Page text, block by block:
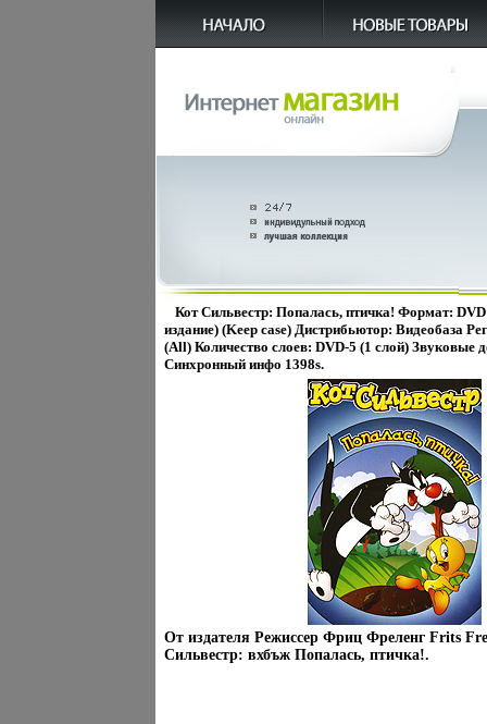
Кот Сильвестр: Попалась, птичка! Формат:
издание) (Keep case) Дистрибьютор: Видеобаза
(All) Количество слоев: DVD-5 (1 слой) Звуковые
Синхронный инфо 1398s.
От издателя Режиссер Фриц Фреленг Frits
Сильвестр: вхбъж Попалась, птичка!.